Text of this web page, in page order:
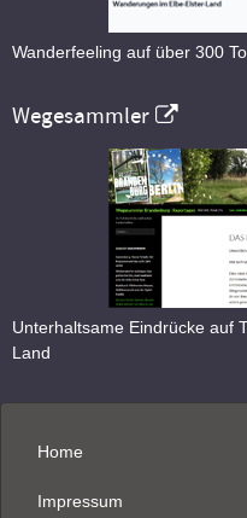
Wanderfeeling auf über 300
Wegesammler
Unterhaltsame Eindrücke auf
Land
Home
Impressum